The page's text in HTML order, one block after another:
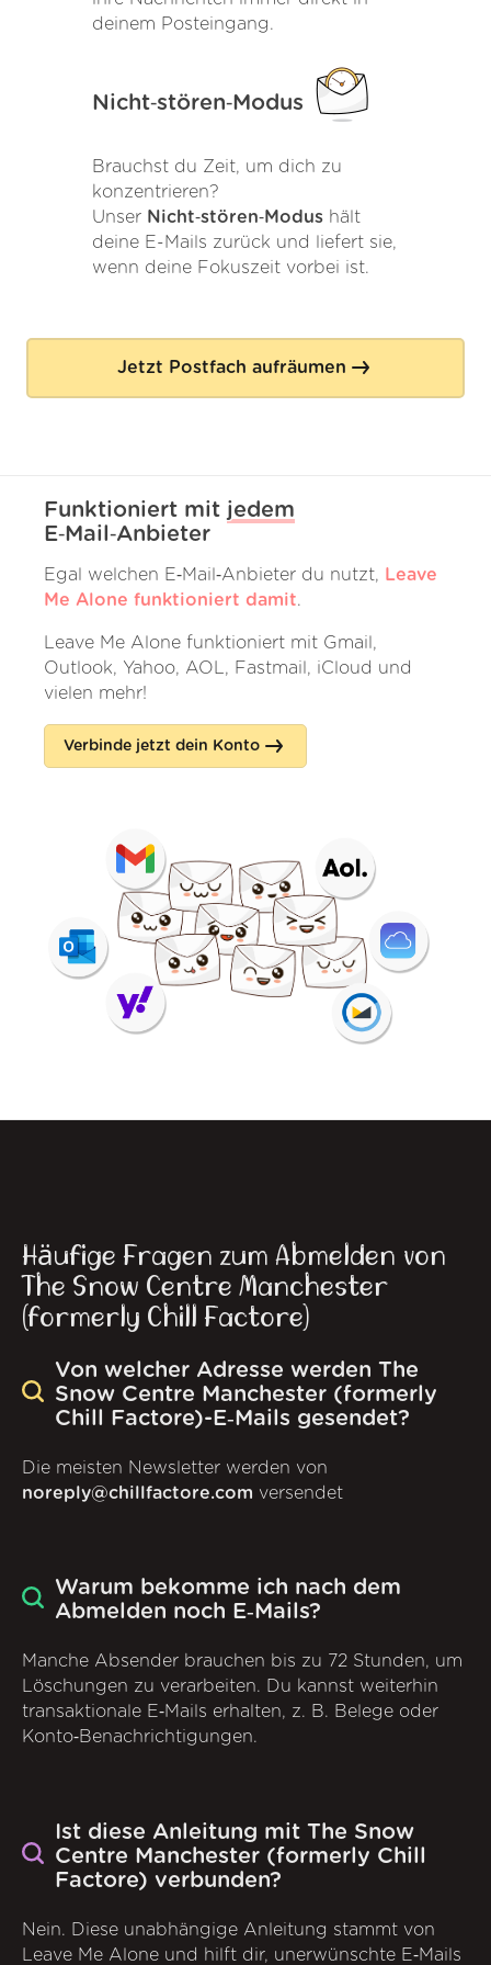
deinem Posteingang.
Nicht‑stören‑Modus
Brauchst du Zeit, um dich zu
konzentrieren?
Unser Nicht‑stören‑Modus hält
deine E-Mails zurück und liefert sie,
wenn deine Fokuszeit vorbei ist.
Jetzt Postfach aufräumen
Funktioniert mit jedem
E‑Mail‑Anbieter
Egal welchen E‑Mail‑Anbieter du nutzt,
Leave
Me Alone funktioniert damit.
Leave Me Alone funktioniert mit Gmail,
Outlook, Yahoo, AOL, Fastmail, iCloud und
vielen mehr!
Verbinde jetzt dein Konto
Häufige Fragen zum Abmelden von
The Snow Centre Manchester
(formerly Chill Factore)
Von welcher Adresse werden The
Snow Centre Manchester (formerly
Chill Factore)-E‑Mails gesendet?
Die meisten Newsletter werden von
noreply@chillfactore.com versendet
Warum bekomme ich nach dem
Abmelden noch E‑Mails?
Manche Absender brauchen bis zu 72 Stunden, um
Löschungen zu verarbeiten. Du kannst weiterhin
transaktionale E‑Mails erhalten, z. B. Belege oder
Konto‑Benachrichtigungen.
Ist diese Anleitung mit The Snow
Centre Manchester (formerly Chill
Factore) verbunden?
Nein. Diese unabhängige Anleitung stammt von
Leave Me Alone und hilft dir, unerwünschte E‑Mails